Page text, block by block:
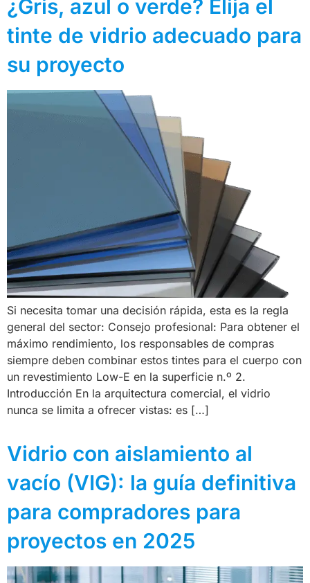
¿Gris, azul o verde? Elija el
tinte de vidrio adecuado para
su proyecto
Si necesita tomar una decisión rápida, esta es la regla
general del sector: Consejo profesional: Para obtener el
máximo rendimiento, los responsables de compras
siempre deben combinar estos tintes para el cuerpo con
un revestimiento Low-E en la superficie n.º 2.
Introducción En la arquitectura comercial, el vidrio
nunca se limita a ofrecer vistas: es […]
Vidrio con aislamiento al
vacío (VIG): la guía definitiva
para compradores para
proyectos en 2025